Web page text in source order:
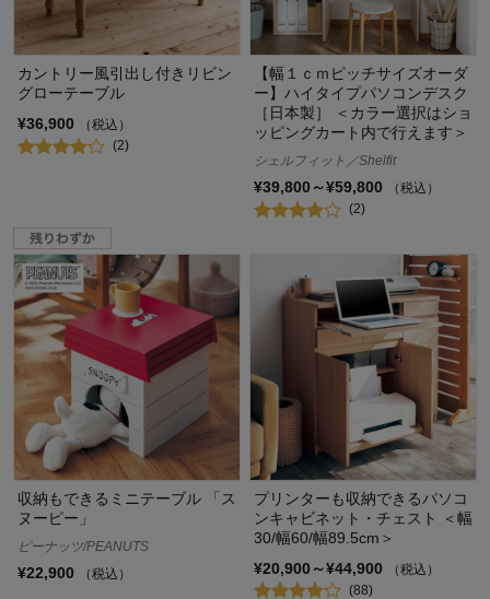
カントリー風引出し付きリビン
グローテーブル
¥36,900
（税込）
(2)
【幅１ｃｍピッチサイズオーダ
ー】ハイタイプパソコンデスク
［日本製］ ＜カラー選択はショ
ッピングカート内で行えます＞
シェルフィット／Shelfit
¥39,800～¥59,800
（税込）
(2)
収納もできるミニテーブル 「ス
ヌーピー」
ピーナッツ/PEANUTS
¥22,900 （税込）
プリンターも収納できるパソコ
ンキャビネット・チェスト ＜幅
30/幅60/幅89.5cm＞
¥20,900～¥44,900
（税込）
(88)